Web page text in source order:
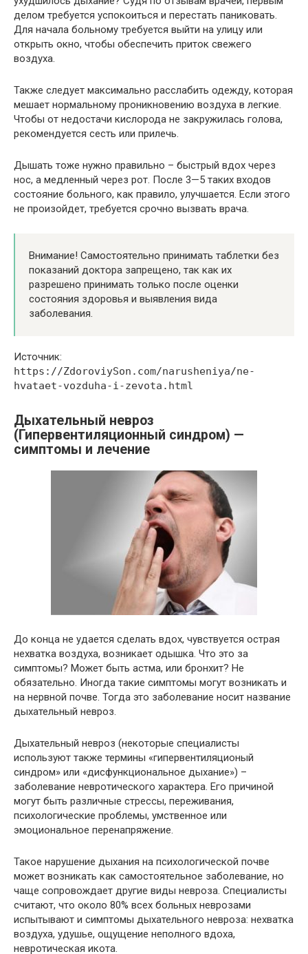
делом требуется успокоиться и перестать паниковать.
Для начала больному требуется выйти на улицу или
открыть окно, чтобы обеспечить приток свежего
воздуха.
Также следует максимально расслабить одежду, которая
мешает нормальному проникновению воздуха в легкие.
Чтобы от недостачи кислорода не закружилась голова,
рекомендуется сесть или прилечь.
Дышать тоже нужно правильно – быстрый вдох через
нос, а медленный через рот. После 3—5 таких входов
состояние больного, как правило, улучшается. Если этого
не произойдет, требуется срочно вызвать врача.
Внимание! Самостоятельно принимать таблетки без
показаний доктора запрещено, так как их
разрешено принимать только после оценки
состояния здоровья и выявления вида
заболевания.
Источник:
https://ZdoroviySon.com/narusheniya/ne-
hvataet-vozduha-i-zevota.html
Дыхательный невроз
(Гипервентиляционный синдром) —
симптомы и лечение
До конца не удается сделать вдох, чувствуется острая
нехватка воздуха, возникает одышка. Что это за
симптомы? Может быть астма, или бронхит? Не
обязательно. Иногда такие симптомы могут возникать и
на нервной почве. Тогда это заболевание носит название
дыхательный невроз.
Дыхательный невроз (некоторые специалисты
используют также термины «гипервентиляционый
синдром» или «дисфункциональное дыхание») –
заболевание невротического характера. Его причиной
могут быть различные стрессы, переживания,
психологические проблемы, умственное или
эмоциональное перенапряжение.
Такое нарушение дыхания на психологической почве
может возникать как самостоятельное заболевание, но
чаще сопровождает другие виды невроза. Специалисты
считают, что около 80% всех больных неврозами
испытывают и симптомы дыхательного невроза: нехватка
воздуха, удушье, ощущение неполного вдоха,
невротическая икота.